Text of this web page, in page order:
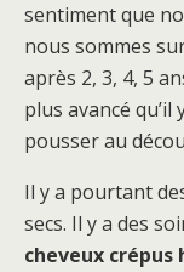
sentiment que
nous sommes
après 2, 3, 4, 5
plus avancé
pousser au
Il y a pourtant
secs. Il y a des
cheveux crépus